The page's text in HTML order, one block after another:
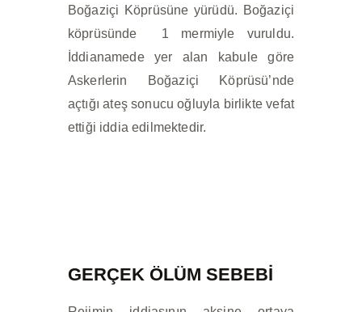
Boğaziçi Köprüsüne yürüdü. Boğaziçi
köprüsünde 1 mermiyle vuruldu.
İddianamede yer alan kabule göre
Askerlerin Boğaziçi Köprüsü’nde
açtığı ateş sonucu oğluyla birlikte vefat
ettiği iddia edilmektedir.
GERÇEK ÖLÜM SEBEBİ